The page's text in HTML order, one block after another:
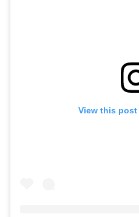
View this